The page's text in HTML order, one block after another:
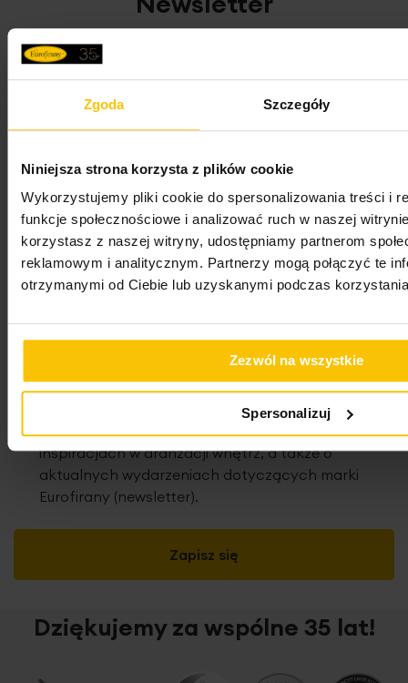
Zgoda Szczegóły
Niniejsza strona korzysta z plików cookie
Wykorzystujemy pliki cookie do spersonalizowania treści i
funkcje społecznościowe i analizować ruch w naszej
korzystasz z naszej witryny, udostępniamy partnerom
reklamowym i analitycznym. Partnerzy mogą połączyć te
otrzymanymi od Ciebie lub uzyskanymi podczas
Zezwól na wszystkie
Spersonalizuj
Zapisz się do newslettera i odbierz 5% rabatu na
Adres e-mail
Oświadczam, że zapoznałem/zapoznałam się z
treścią Regulaminu newsletteraorazPolityką
Prywatności.
Zapisz się
„EUROFIRANY” B.B. Choczyńscy spółka jawna z
siedzibą w Żywcu na mój adres e-mail imiennych
wiadomości zawierających w szczególności
informacje o nowościach, promocjach,
wyprzedażach i innych ofertach specjalnych oraz
o konkursach, najnowszych trendach i
inspiracjach w aranżacji wnętrz, a także o
aktualnych wydarzeniach dotyczących marki
Eurofirany (newsletter).
Dziękujemy za wspólne 35 lat!